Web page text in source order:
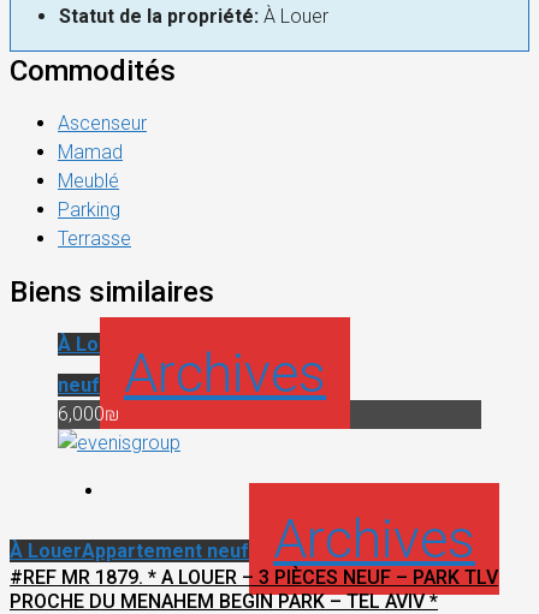
Statut de la propriété: À Louer
Commodités
Ascenseur
Mamad
Meublé
Parking
Terrasse
Biens similaires
À Louer
neuf
Archives
6,000₪
À LouerAppartement neuf Archives
#REF MR 1879. * A LOUER – 3 PIÈCES NEUF – PARK TLV
PROCHE DU MENAHEM BEGIN PARK – TEL AVIV *